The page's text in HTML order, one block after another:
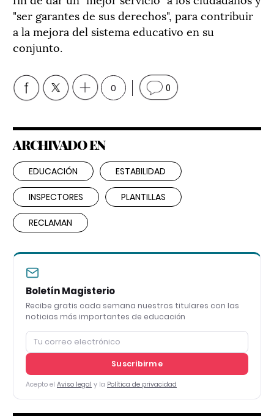
"ser garantes de sus derechos", para contribuir
a la mejora del sistema educativo en su
conjunto.
0 0
ARCHIVADO EN
EDUCACIÓN ESTABILIDAD
INSPECTORES PLANTILLAS
RECLAMAN
Boletín Magisterio
Recibe gratis cada semana nuestros titulares con las
noticias más importantes de educación
Suscribirme
Acepto el Aviso legal y la Política de privacidad